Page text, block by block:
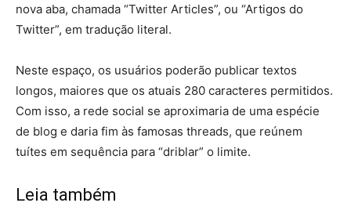
nova aba, chamada “Twitter Articles”, ou “Artigos do
Twitter”, em tradução literal.
Neste espaço, os usuários poderão publicar textos
longos, maiores que os atuais 280 caracteres permitidos.
Com isso, a rede social se aproximaria de uma espécie
de blog e daria fim às famosas threads, que reúnem
tuítes em sequência para “driblar” o limite.
Leia também